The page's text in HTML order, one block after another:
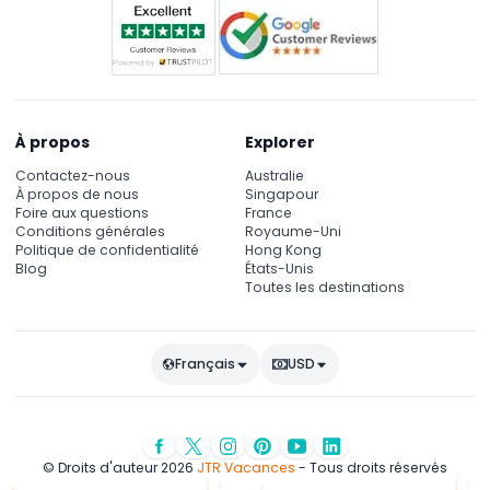
À propos
Contactez-nous
À propos de nous
Foire aux questions
Conditions générales
Politique de confidentialité
Blog
Explorer
Australie
Singapour
France
Royaume-Uni
Hong Kong
États-Unis
Toutes les destinations
Français USD
© Droits d'auteur 2026 JTR Vacances - Tous droits réservés